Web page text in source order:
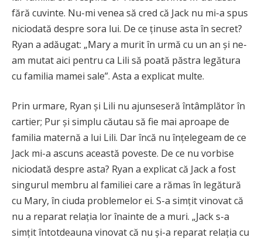
fără cuvinte. Nu-mi venea să cred că Jack nu mi-a spus
niciodată despre sora lui. De ce ținuse asta în secret?
Ryan a adăugat: „Mary a murit în urmă cu un an și ne-
am mutat aici pentru ca Lili să poată păstra legătura
cu familia mamei sale”. Asta a explicat multe.
Prin urmare, Ryan și Lili nu ajunseseră întâmplător în
cartier; Pur și simplu căutau să fie mai aproape de
familia maternă a lui Lili. Dar încă nu înțelegeam de ce
Jack mi-a ascuns această poveste. De ce nu vorbise
niciodată despre asta? Ryan a explicat că Jack a fost
singurul membru al familiei care a rămas în legătură
cu Mary, în ciuda problemelor ei. S-a simțit vinovat că
nu a reparat relația lor înainte de a muri. „Jack s-a
simțit întotdeauna vinovat că nu și-a reparat relația cu